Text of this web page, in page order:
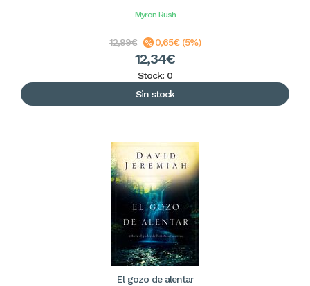
Myron Rush
12,99€ 0,65€ (5%)
12,34€
Stock: 0
Sin stock
El gozo de alentar